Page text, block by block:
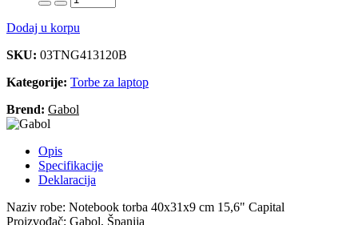
Dodaj u korpu
SKU: 03TNG413120B
Kategorije: Torbe za laptop
Brend: Gabol
Opis
Specifikacije
Deklaracija
Naziv robe: Notebook torba 40x31x9 cm 15,6" Capital
Proizvođač: Gabol, Španija